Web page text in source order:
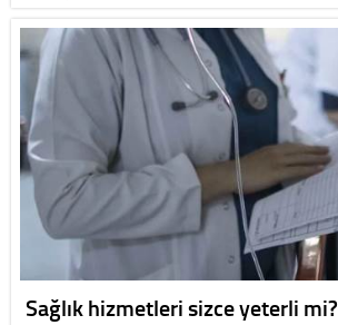
Sağlık hizmetleri sizce yeterli mi?